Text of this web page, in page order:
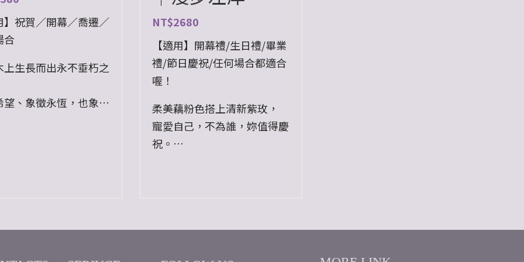
】祝賀／開幕／喬遷／
合
上生長而出永不垂朽之
望、象徵永恆，也象徵
NT$2680
【適用】開幕禮/生日禮/畢業
禮/節日慶祝/任何場合都適合
喔！
柔美藕粉色搭上清新紫玫，
寵愛自己，不為誰，妳值得慶
祝。